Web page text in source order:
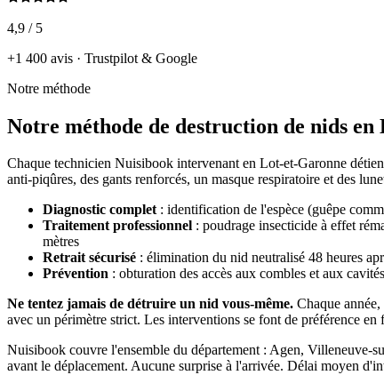
4,9 / 5
+1 400 avis · Trustpilot & Google
Notre méthode
Notre méthode de destruction de nids
Chaque technicien Nuisibook intervenant en Lot-et-Garonne
anti-piqûres, des gants renforcés, un masque respiratoire et des
Diagnostic complet: identification de l'espèce (guêpe
Traitement professionnel : poudrage insecticide à effet
mètres
Retrait sécurisé : élimination du nid neutralisé 48 heures
Prévention : obturation des accès aux combles et aux
Ne tentez jamais de détruire un nid vous-même. Chaque
avec un périmètre strict. Les interventions se font de préférence
Nuisibook couvre l'ensemble du département : Agen, Villeneuve-
avant le déplacement. Aucune surprise à l'arrivée. Délai moyen